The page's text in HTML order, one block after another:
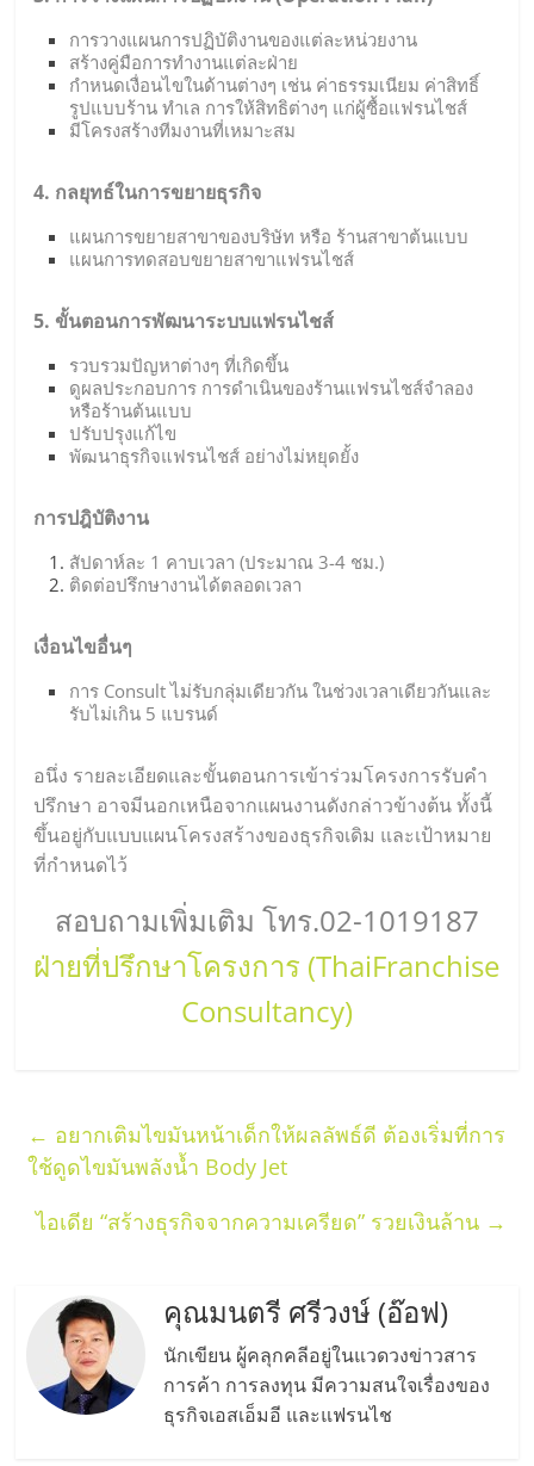
การวางแผนการปฏิบัติงานของแต่ละหน่วยงาน
สร้างคู่มือการทำงานแต่ละฝ่าย
กำหนดเงื่อนไขในด้านต่างๆ เช่น ค่าธรรมเนียม ค่าสิทธิ์
รูปแบบร้าน ทำเล การให้สิทธิต่างๆ แก่ผู้ซื้อแฟรนไชส์
มีโครงสร้างทีมงานที่เหมาะสม
4. กลยุทธ์ในการขยายธุรกิจ
แผนการขยายสาขาของบริษัท หรือ ร้านสาขาต้นแบบ
แผนการทดสอบขยายสาขาแฟรนไชส์
5. ขั้นตอนการพัฒนาระบบแฟรนไชส์
รวบรวมปัญหาต่างๆ ที่เกิดขึ้น
ดูผลประกอบการ การดำเนินของร้านแฟรนไชส์จำลอง
หรือร้านต้นแบบ
ปรับปรุงแก้ไข
พัฒนาธุรกิจแฟรนไชส์ อย่างไม่หยุดยั้ง
การปฎิบัติงาน
สัปดาห์ละ 1 คาบเวลา (ประมาณ 3-4 ชม.)
ติดต่อปรึกษางานได้ตลอดเวลา
เงื่อนไขอื่นๆ
การ Consult ไม่รับกลุ่มเดียวกัน ในช่วงเวลาเดียวกันและ
รับไม่เกิน 5 แบรนด์
อนึ่ง รายละเอียดและขั้นตอนการเข้าร่วมโครงการรับคำ
ปรึกษา อาจมีนอกเหนือจากแผนงานดังกล่าวข้างต้น ทั้งนี้
ขึ้นอยู่กับแบบแผนโครงสร้างของธุรกิจเดิม และเป้าหมาย
ที่กำหนดไว้
สอบถามเพิ่มเติม โทร.02-1019187
ฝ่ายที่ปรึกษาโครงการ (ThaiFranchise
Consultancy)
← อยากเติมไขมันหน้าเด็กให้ผลลัพธ์ดี ต้องเริ่มที่การ
ใช้ดูดไขมันพลังน้ำ Body Jet
ไอเดีย “สร้างธุรกิจจากความเครียด” รวยเงินล้าน →
คุณมนตรี ศรีวงษ์ (อ๊อฟ)
นักเขียน ผู้คลุกคลีอยู่ในแวดวงข่าวสาร
การค้า การลงทุน มีความสนใจเรื่องของ
ธุรกิจเอสเอ็มอี และแฟรนไช